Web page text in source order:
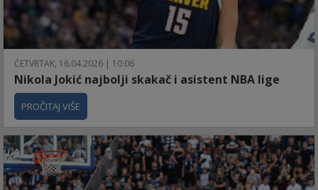
ČETVRTAK, 16.04.2026 | 10:06
Nikola Jokić najbolji skakač i asistent NBA lige
PROČITAJ VIŠE